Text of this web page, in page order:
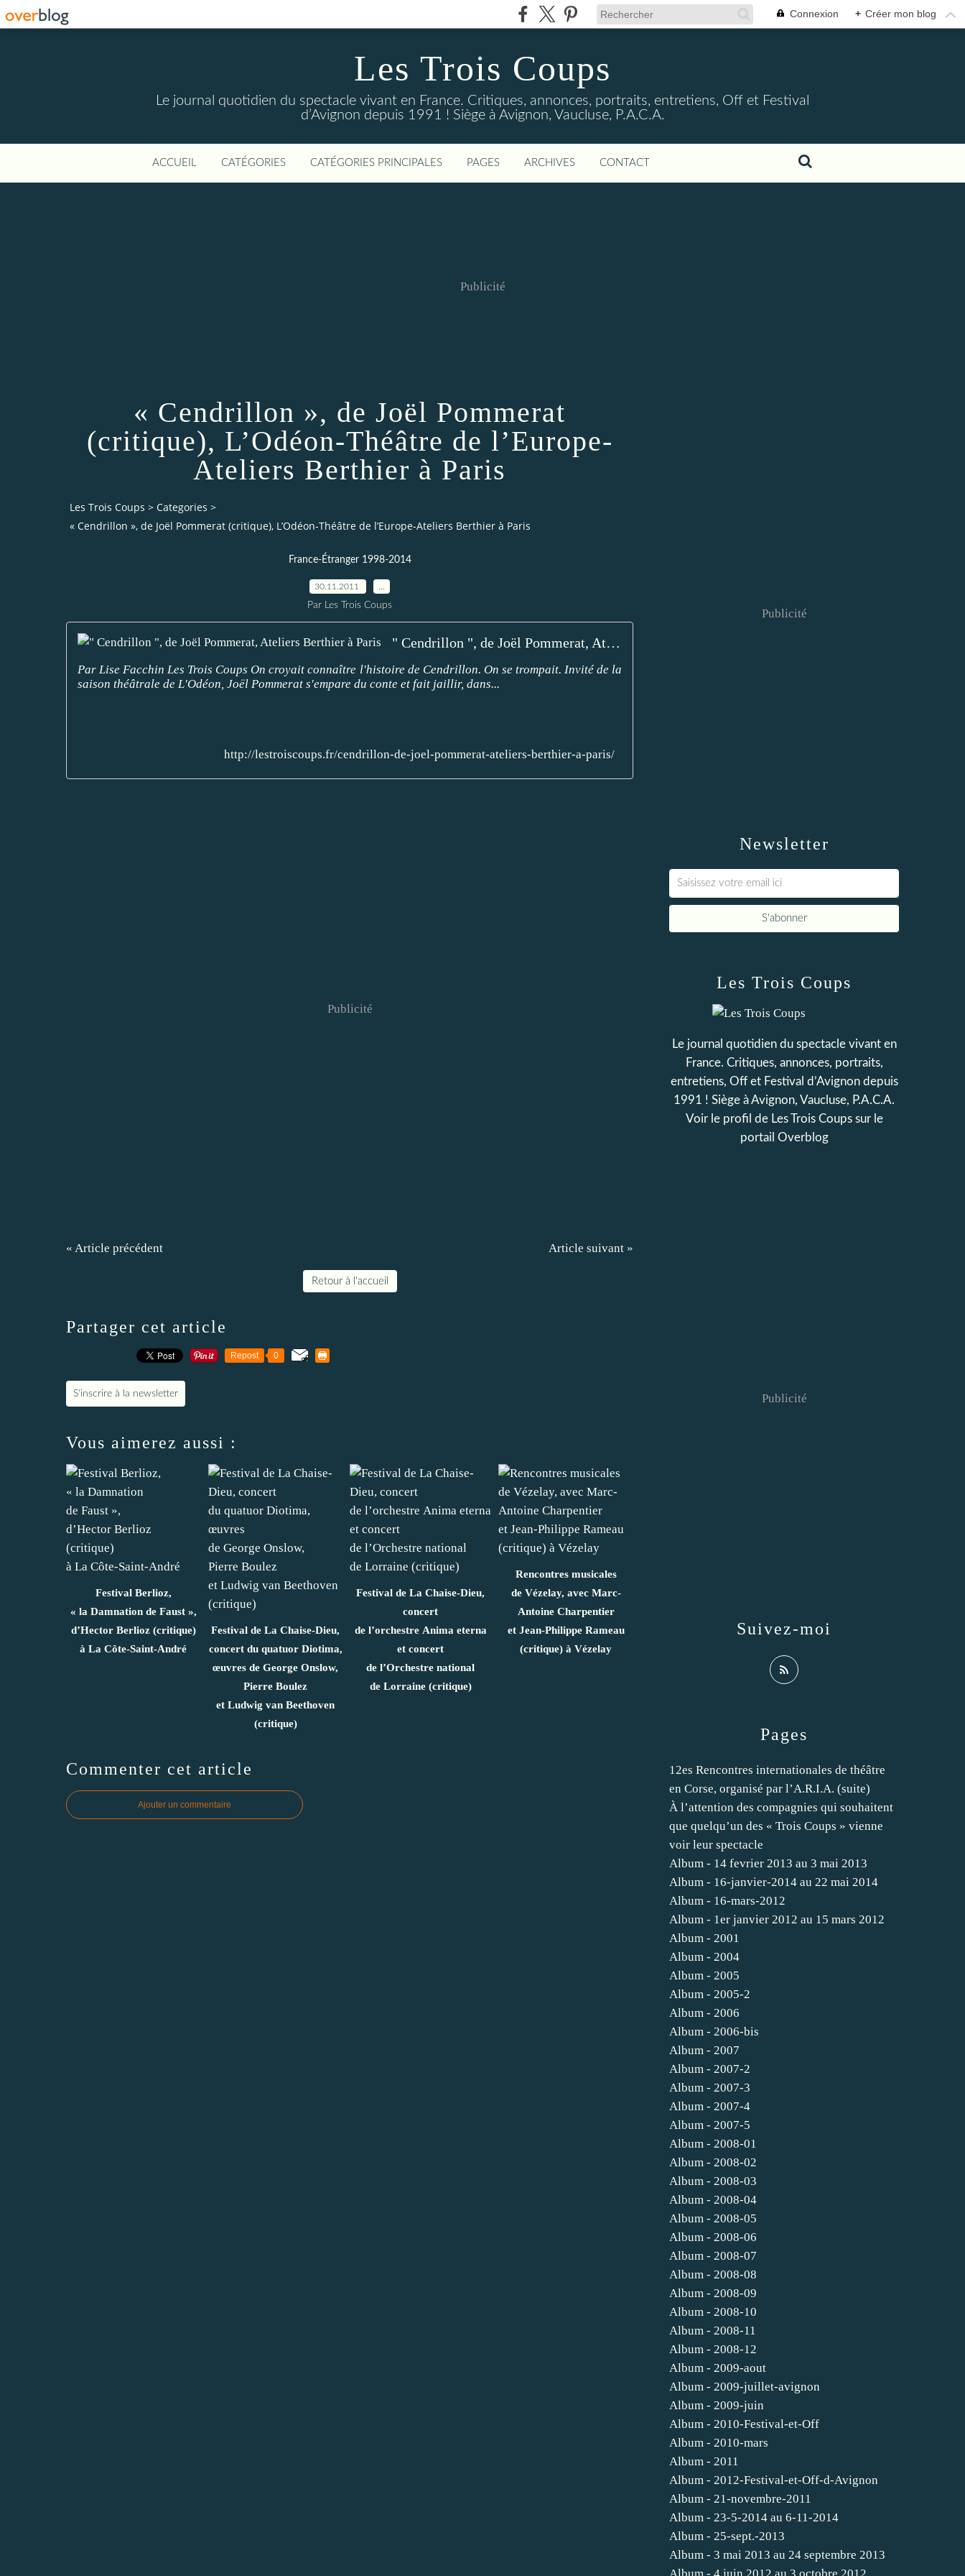
Connexion + Créer mon blog
Les Trois Coups
Le journal quotidien du spectacle vivant en France. Critiques, annonces, portraits, entretiens, Off et Festival
d’Avignon depuis 1991 ! Siège à Avignon, Vaucluse, P.A.C.A.
ACCUEIL CATÉGORIES CATÉGORIES PRINCIPALES PAGES ARCHIVES CONTACT
Publicité
« Cendrillon », de Joël Pommerat
(critique), L’Odéon-Théâtre de l’Europe-
Ateliers Berthier à Paris
Les Trois Coups > Categories >
« Cendrillon », de Joël Pommerat (critique), L’Odéon-Théâtre de l’Europe-Ateliers Berthier à Paris
France-Étranger 1998-2014
30.11.2011
Par Les Trois Coups
" Cendrillon ", de Joël Pommerat, Ateliers Berthier à Paris
Par Lise Facchin Les Trois Coups On croyait connaître l'histoire de Cendrillon. On se trompait. Invité de la
saison théâtrale de L'Odéon, Joël Pommerat s'empare du conte et fait jaillir, dans...
http://lestroiscoups.fr/cendrillon-de-joel-pommerat-ateliers-berthier-a-paris/
Publicité
« Article précédent Article suivant »
Retour à l'accueil
Partager cet article
Repost 0
S'inscrire à la newsletter
Vous aimerez aussi :
Festival Berlioz,
« la Damnation de Faust »,
d’Hector Berlioz (critique)
à La Côte‑Saint‑André
Festival de La Chaise-Dieu,
concert du quatuor Diotima,
œuvres de George Onslow,
Pierre Boulez
et Ludwig van Beethoven
(critique)
Festival de La Chaise-Dieu,
concert
de l’orchestre Anima eterna
et concert
de l’Orchestre national
de Lorraine (critique)
Rencontres musicales
de Vézelay, avec Marc-
Antoine Charpentier
et Jean-Philippe Rameau
(critique) à Vézelay
Commenter cet article
Ajouter un commentaire
Newsletter
Publicité
Pages
12es Rencontres internationales de théâtre
en Corse, organisé par l’A.R.I.A. (suite)
À l’attention des compagnies qui souhaitent
que quelqu’un des « Trois Coups » vienne
voir leur spectacle
Album - 14 fevrier 2013 au 3 mai 2013
Album - 16-janvier-2014 au 22 mai 2014
Album - 16-mars-2012
Album - 1er janvier 2012 au 15 mars 2012
Album - 2001
Album - 2004
Album - 2005
Album - 2005-2
Album - 2006
Album - 2006-bis
Album - 2007
Album - 2007-2
Album - 2007-3
Album - 2007-4
Album - 2007-5
Album - 2008-01
Album - 2008-02
Album - 2008-03
Album - 2008-04
Album - 2008-05
Album - 2008-06
Album - 2008-07
Album - 2008-08
Album - 2008-09
Album - 2008-10
Album - 2008-11
Album - 2008-12
Album - 2009-aout
Album - 2009-juillet-avignon
Album - 2009-juin
Album - 2010-Festival-et-Off
Album - 2010-mars
Album - 2011
Album - 2012-Festival-et-Off-d-Avignon
Album - 21-novembre-2011
Album - 23-5-2014 au 6-11-2014
Album - 25-sept.-2013
Album - 3 mai 2013 au 24 septembre 2013
Les Trois Coups
Le journal quotidien du spectacle vivant en
France. Critiques, annonces, portraits,
entretiens, Off et Festival d’Avignon depuis
1991 ! Siège à Avignon, Vaucluse, P.A.C.A.
Voir le profil de Les Trois Coupssur le
portail Overblog
Suivez-moi
Publicité